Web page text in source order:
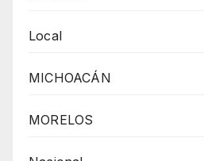
Local
MICHOACÁN
MORELOS